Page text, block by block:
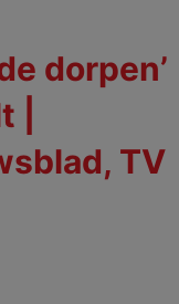
dorpen’
TV